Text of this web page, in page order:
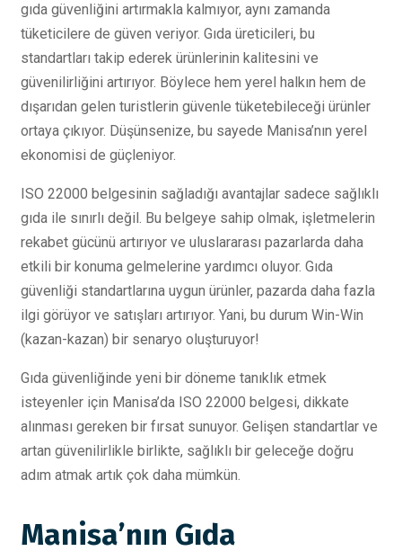
gıda güvenliğini artırmakla kalmıyor, aynı zamanda
tüketicilere de güven veriyor. Gıda üreticileri, bu
standartları takip ederek ürünlerinin kalitesini ve
güvenilirliğini artırıyor. Böylece hem yerel halkın hem de
dışarıdan gelen turistlerin güvenle tüketebileceği ürünler
ortaya çıkıyor. Düşünsenize, bu sayede Manisa’nın yerel
ekonomisi de güçleniyor.
ISO 22000 belgesinin sağladığı avantajlar sadece sağlıklı
gıda ile sınırlı değil. Bu belgeye sahip olmak, işletmelerin
rekabet gücünü artırıyor ve uluslararası pazarlarda daha
etkili bir konuma gelmelerine yardımcı oluyor. Gıda
güvenliği standartlarına uygun ürünler, pazarda daha fazla
ilgi görüyor ve satışları artırıyor. Yani, bu durum Win-Win
(kazan-kazan) bir senaryo oluşturuyor!
Gıda güvenliğinde yeni bir döneme tanıklık etmek
isteyenler için Manisa’da ISO 22000 belgesi, dikkate
alınması gereken bir fırsat sunuyor. Gelişen standartlar ve
artan güvenilirlikle birlikte, sağlıklı bir geleceğe doğru
adım atmak artık çok daha mümkün.
Manisa’nın Gıda